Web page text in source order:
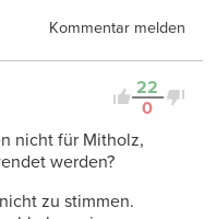
Kommentar melden
22
0
nicht für Mitholz,
werden?
zu stimmen.